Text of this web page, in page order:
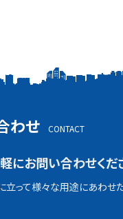
わせ
にお問い合わせくだ
立って様々な用途にあわせ